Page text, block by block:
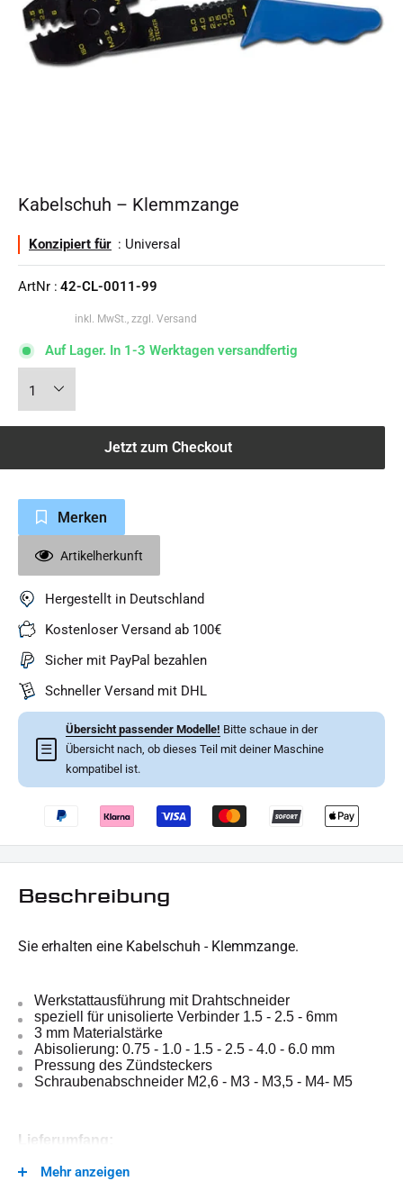
Kabelschuh – Klemmzange
Konzipiert für : Universal
ArtNr : 42-CL-0011-99
inkl. MwSt., zzgl. Versand
Auf Lager. In 1-3 Werktagen versandfertig
Jetzt zum Checkout
Merken
Artikelherkunft
Hergestellt in Deutschland
Kostenloser Versand ab 100€
Sicher mit PayPal bezahlen
Schneller Versand mit DHL
☰
Übersicht passender Modelle! Bitte schaue in der
Übersicht nach, ob dieses Teil mit deiner Maschine
kompatibel ist.
Beschreibung
Sie erhalten eine Kabelschuh - Klemmzange.
Werkstattausführung mit Drahtschneider
speziell für unisolierte Verbinder 1.5 - 2.5 - 6mm
3 mm Materialstärke
Abisolierung: 0.75 - 1.0 - 1.5 - 2.5 - 4.0 - 6.0 mm
Pressung des Zündsteckers
Schraubenabschneider M2,6 - M3 - M3,5 - M4- M5
Lieferumfang:
1x Kabelschuh - Klemmzange
Mehr anzeigen